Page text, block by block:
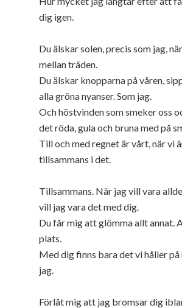
dig igen.
Du älskar solen, precis som jag,
mellan träden.
Du älskar knopparna på våren,
alla gröna nyanser. Som jag.
Och höstvinden som smeker oss
det röda, gula och bruna med på
Till och med regnet är vårt, när vi
tillsammans i det.
Tillsammans. När jag vill vara
vill jag vara det med dig.
Du får mig att glömma allt annat.
plats.
Med dig finns bara det vi håller på
jag.
Förlåt mig att jag bromsar dig